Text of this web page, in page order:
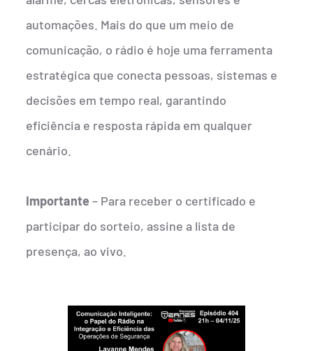
automações. Mais do que um meio de
comunicação, o rádio é hoje uma ferramenta
estratégica que conecta pessoas, sistemas e
decisões em tempo real, garantindo
eficiência e resposta rápida em qualquer
cenário.
Importante – Para receber o certificado e
participar do sorteio, assine a lista de
presença, ao vivo.